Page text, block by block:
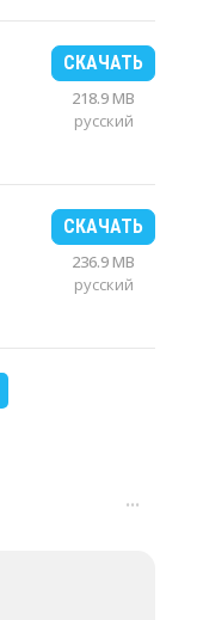
СКАЧАТЬ
218.9 MB
русский
СКАЧАТЬ
236.9 MB
русский
···